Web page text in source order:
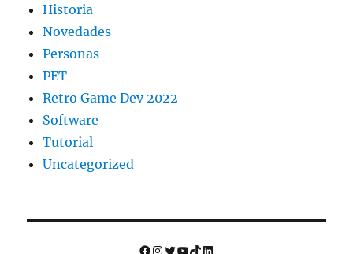
Historia
Novedades
Personas
PET
Retro Game Dev 2022
Software
Tutorial
Uncategorized
Facebook
Instagram
Twitter
YouTube
TikTok
LinkedIn